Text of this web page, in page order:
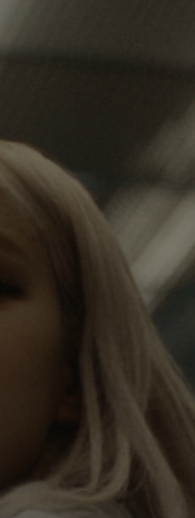
und mit jeder
die einen
Mit jedem
sich selber auf